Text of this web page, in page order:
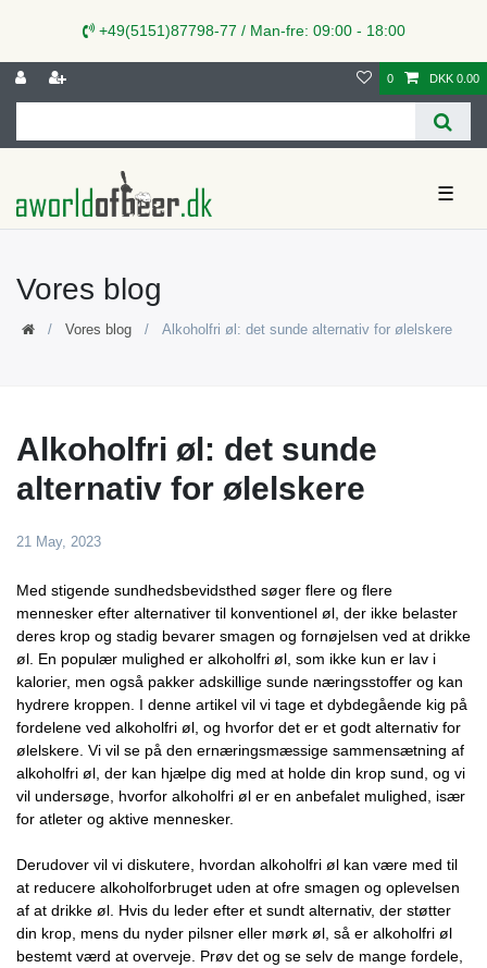
+49(5151)87798-77 / Man-fre: 09:00 - 18:00
0 DKK 0.00
☰
Vores blog
Vores blog Alkoholfri øl: det sunde alternativ for ølelskere
Alkoholfri øl: det sunde
alternativ for ølelskere
21 May, 2023
Med stigende sundhedsbevidsthed søger flere og flere
mennesker efter alternativer til konventionel øl, der ikke belaster
deres krop og stadig bevarer smagen og fornøjelsen ved at drikke
øl. En populær mulighed er alkoholfri øl, som ikke kun er lav i
kalorier, men også pakker adskillige sunde næringsstoffer og kan
hydrere kroppen. I denne artikel vil vi tage et dybdegående kig på
fordelene ved alkoholfri øl, og hvorfor det er et godt alternativ for
ølelskere. Vi vil se på den ernæringsmæssige sammensætning af
alkoholfri øl, der kan hjælpe dig med at holde din krop sund, og vi
vil undersøge, hvorfor alkoholfri øl er en anbefalet mulighed, især
for atleter og aktive mennesker.
Derudover vil vi diskutere, hvordan alkoholfri øl kan være med til
at reducere alkoholforbruget uden at ofre smagen og oplevelsen
af ​​at drikke øl. Hvis du leder efter et sundt alternativ, der støtter
din krop, mens du nyder pilsner eller mørk øl, så er alkoholfri øl
bestemt værd at overveje. Prøv det og se selv de mange fordele,